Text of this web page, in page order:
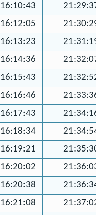
16:10:43
16:12:05
16:13:23
16:14:36
16:15:43
16:16:46
16:17:43
16:18:34
16:19:21
16:20:02
16:20:38
16:21:08